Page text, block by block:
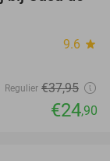
9.6 star
Regulier €37,95
€24,90